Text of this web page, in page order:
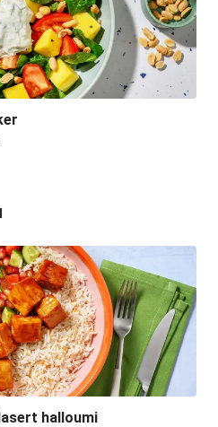
halloumi